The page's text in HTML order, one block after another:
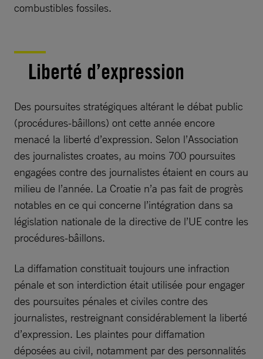
combustibles fossiles.
Liberté d’expression
Des poursuites stratégiques altérant le débat public
(procédures-bâillons) ont cette année encore
menacé la liberté d’expression. Selon l’Association
des journalistes croates, au moins 700 poursuites
engagées contre des journalistes étaient en cours au
milieu de l’année. La Croatie n’a pas fait de progrès
notables en ce qui concerne l’intégration dans sa
législation nationale de la directive de l’UE contre les
procédures-bâillons.
La diffamation constituait toujours une infraction
pénale et son interdiction était utilisée pour engager
des poursuites pénales et civiles contre des
journalistes, restreignant considérablement la liberté
d’expression. Les plaintes pour diffamation
déposées au civil, notamment par des personnalités